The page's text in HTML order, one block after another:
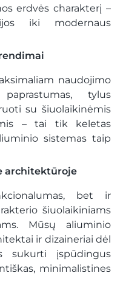
erdvės charakterį –
iki modernaus
naudojimo
tylus
su šiuolaikinėmis
– tai tik keletas
sistemas taip
architektūroje
bet ir
šiuolaikiniams
Mūsų aliuminio
ir dizaineriai dėl
sukurti įspūdingus
minimalistines